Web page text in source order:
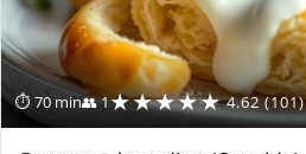
⏱ 70 min👥 1★★★★★ 4.62 (101)